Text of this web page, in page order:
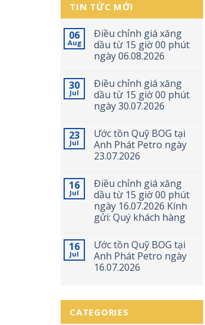
TIN TỨC MỚI
06
Aug
Điều chỉnh giá xăng
dầu từ 15 giờ 00 phút
ngày 06.08.2026
30
Jul
Điều chỉnh giá xăng
dầu từ 15 giờ 00 phút
ngày 30.07.2026
23
Jul
Ước tồn Quỹ BOG tại
Anh Phát Petro ngày
23.07.2026
16
Jul
Điều chỉnh giá xăng
dầu từ 15 giờ 00 phút
ngày 16.07.2026 Kính
gửi: Quý khách hàng
16
Jul
Ước tồn Quỹ BOG tại
Anh Phát Petro ngày
16.07.2026
CATEGORIES